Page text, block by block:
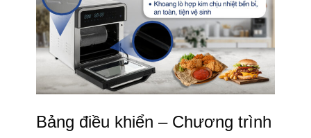
Bảng điều khiển – Chương trình